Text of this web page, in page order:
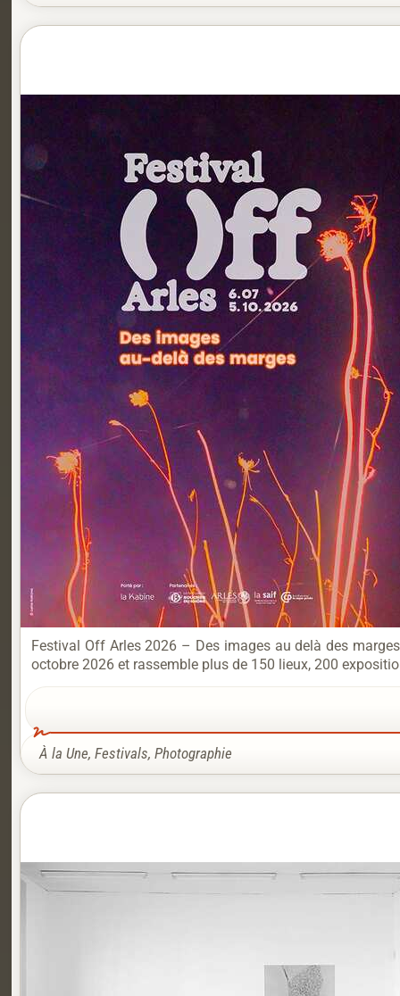
Festival Off Arles 2026 – Des images au delà des
octobre 2026 et rassemble plus de 150 lieux, 200
À la Une, Festivals, Photographie